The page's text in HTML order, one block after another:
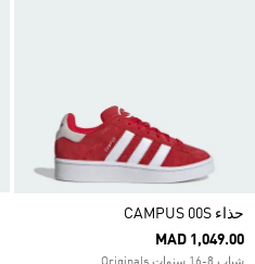
حذاء CAMPUS 00S
MAD 1,049.00